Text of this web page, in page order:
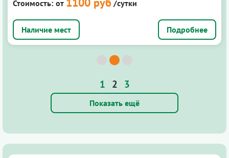
Стоимость: от /сутки
Подробнее
1 2 3
Показать ещё